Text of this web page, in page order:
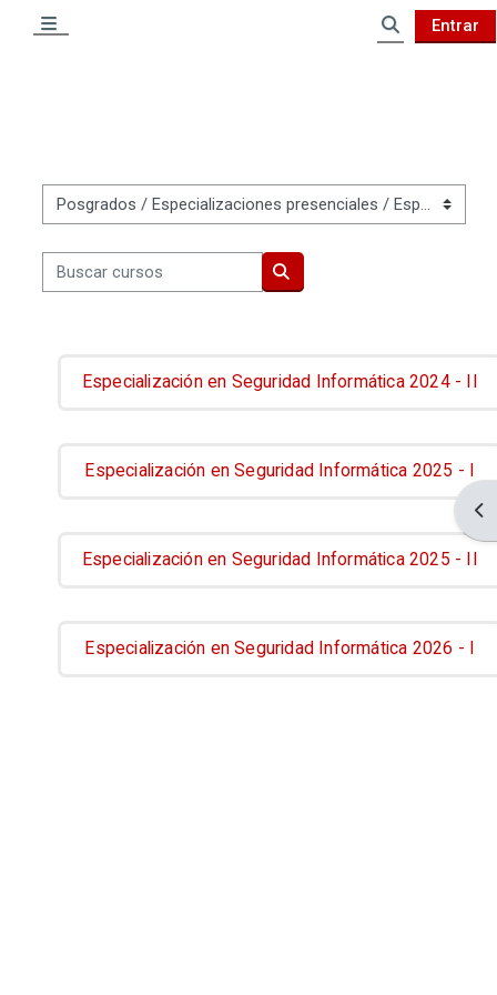
Panel lateral
Entrar
Categorías
Buscar cursos
Buscar cursos
Especialización en Seguridad Informática 2024 - II
Especialización en Seguridad Informática 2025 - I
Especialización en Seguridad Informática 2025 - II
Especialización en Seguridad Informática 2026 - I